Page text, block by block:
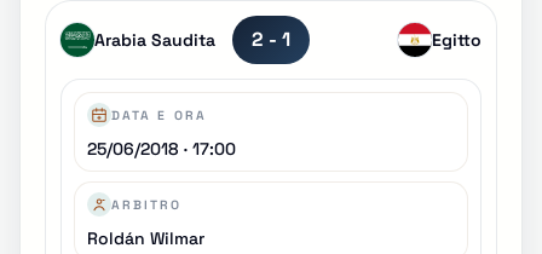
Arabia Saudita 2 - 1 Egitto
DATA E ORA
25/06/2018 · 17:00
ARBITRO
Roldán Wilmar